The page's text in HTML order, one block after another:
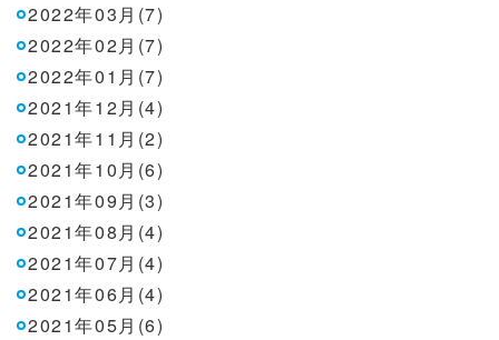
2022年03月(7)
2022年02月(7)
2022年01月(7)
2021年12月(4)
2021年11月(2)
2021年10月(6)
2021年09月(3)
2021年08月(4)
2021年07月(4)
2021年06月(4)
2021年05月(6)